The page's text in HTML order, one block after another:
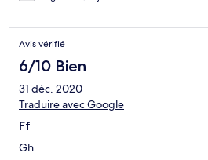
Avis vérifié
6/10 Bien
31 déc. 2020
Traduire avec Google
Ff
Gh